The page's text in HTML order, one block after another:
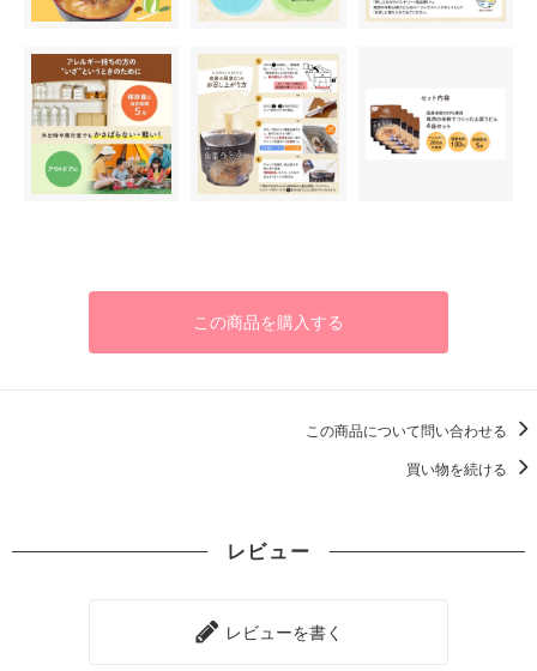
この商品を購入する
この商品について問い合わせる
買い物を続ける
レビュー
レビューを書く